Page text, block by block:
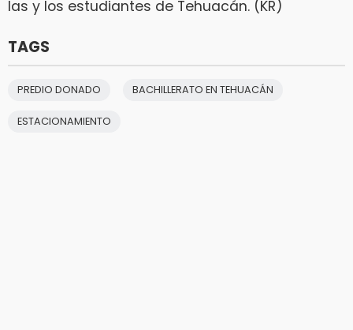
las y los estudiantes de Tehuacán. (KR)
TAGS
PREDIO DONADO BACHILLERATO EN TEHUACÁN
ESTACIONAMIENTO